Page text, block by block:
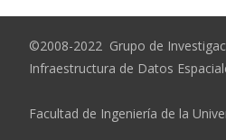
©2008-2022 Grupo de
Infraestructura de Datos
Facultad de Ingeniería de la